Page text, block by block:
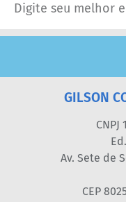
GILSON
CNPJ
Av. Sete de
CEP